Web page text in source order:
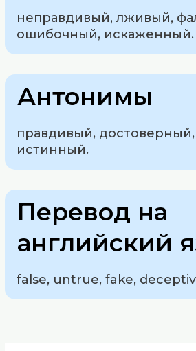
неправдивый, лживый,
ошибочный, искаженный.
Антонимы
правдивый,
истинный.
Перевод на
английский
false, untrue, fake,